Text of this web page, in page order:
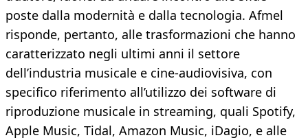
poste dalla modernità e dalla tecnologia. Afmel
risponde, pertanto, alle trasformazioni che hanno
caratterizzato negli ultimi anni il settore
dell’industria musicale e cine-audiovisiva, con
specifico riferimento all’utilizzo dei software di
riproduzione musicale in streaming, quali Spotify,
Apple Music, Tidal, Amazon Music, iDagio, e alle